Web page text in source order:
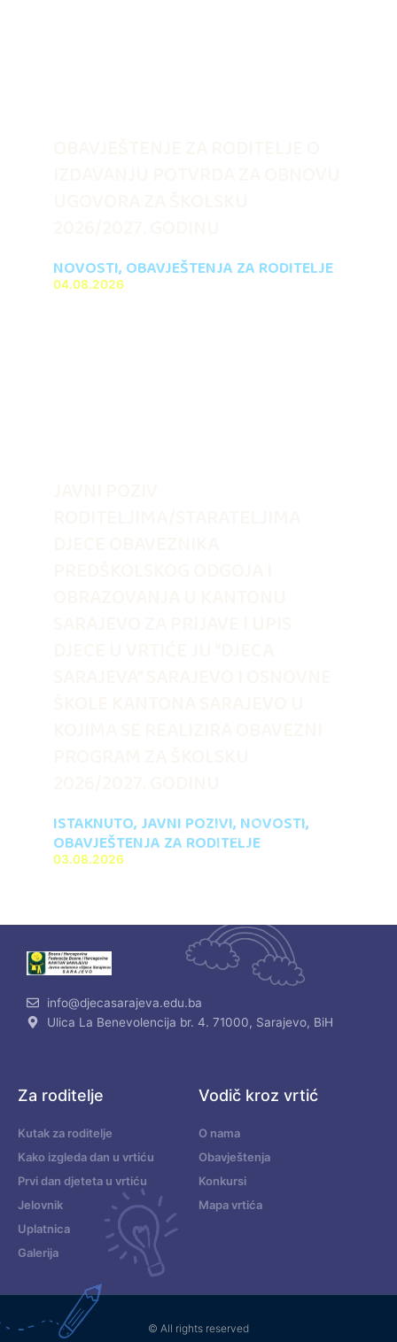
NOVOSTI, OBAVJEŠTENJA ZA RODITELJE
04.08.2026
ISTAKNUTO, JAVNI POZIVI, NOVOSTI,
OBAVJEŠTENJA ZA RODITELJE
03.08.2026
info@djecasarajeva.edu.ba
Ulica La Benevolencija br. 4. 71000, Sarajevo, BiH
Za roditelje
Kutak za roditelje
Kako izgleda dan u vrtiću
Prvi dan djeteta u vrtiću
Jelovnik
Uplatnica
Galerija
Vodič kroz vrtić
O nama
Obavještenja
Konkursi
Mapa vrtića
© All rights reserved